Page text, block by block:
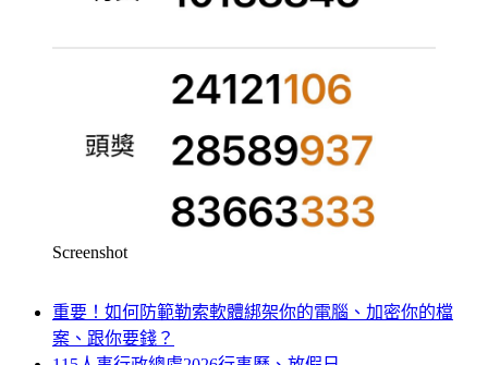
Screenshot
重要！如何防範勒索軟體綁架你的電腦、加密你的檔
案、跟你要錢？